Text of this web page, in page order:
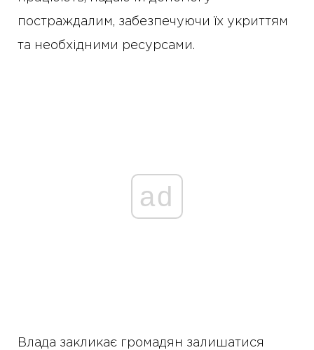
постраждалим, забезпечуючи їх укриттям
та необхідними ресурсами.
ad
Влада закликає громадян залишатися